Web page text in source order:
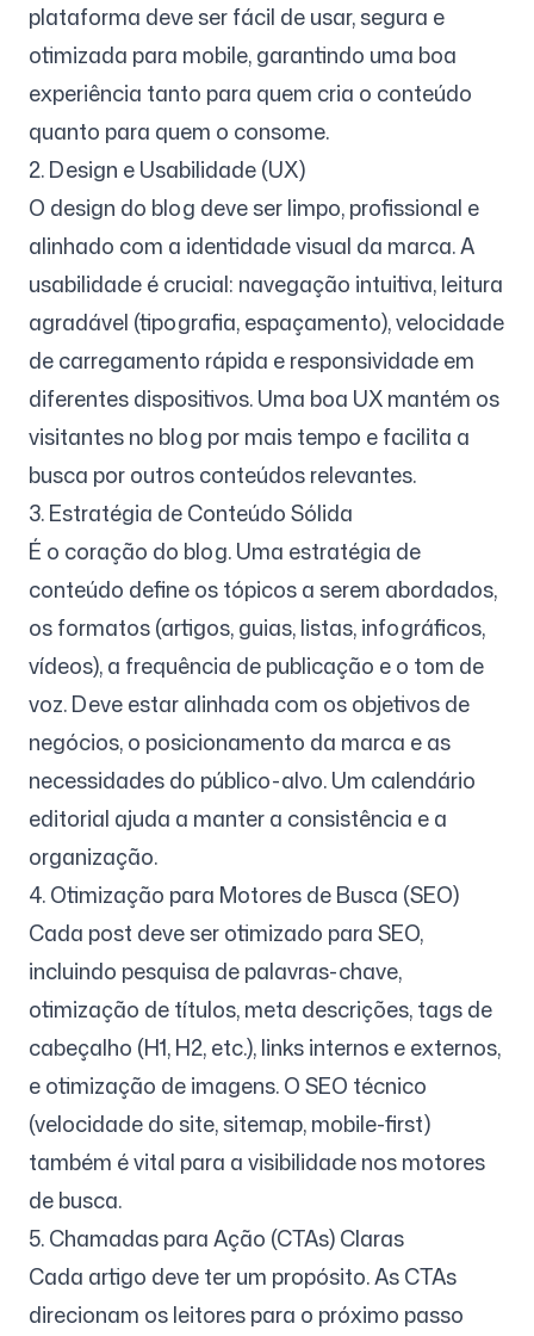
plataforma deve ser fácil de usar, segura e
otimizada para mobile, garantindo uma boa
experiência tanto para quem cria o conteúdo
quanto para quem o consome.
2. Design e Usabilidade (UX)
O design do blog deve ser limpo, profissional e
alinhado com a identidade visual da marca. A
usabilidade é crucial: navegação intuitiva, leitura
agradável (tipografia, espaçamento), velocidade
de carregamento rápida e responsividade em
diferentes dispositivos. Uma boa UX mantém os
visitantes no blog por mais tempo e facilita a
busca por outros conteúdos relevantes.
3. Estratégia de Conteúdo Sólida
É o coração do blog. Uma estratégia de
conteúdo define os tópicos a serem abordados,
os formatos (artigos, guias, listas, infográficos,
vídeos), a frequência de publicação e o tom de
voz. Deve estar alinhada com os objetivos de
negócios, o posicionamento da marca e as
necessidades do público-alvo. Um calendário
editorial ajuda a manter a consistência e a
organização.
4. Otimização para Motores de Busca (SEO)
Cada post deve ser otimizado para SEO,
incluindo pesquisa de palavras-chave,
otimização de títulos, meta descrições, tags de
cabeçalho (H1, H2, etc.), links internos e externos,
e otimização de imagens. O SEO técnico
(velocidade do site, sitemap, mobile-first)
também é vital para a visibilidade nos motores
de busca.
5. Chamadas para Ação (CTAs) Claras
Cada artigo deve ter um propósito. As CTAs
direcionam os leitores para o próximo passo